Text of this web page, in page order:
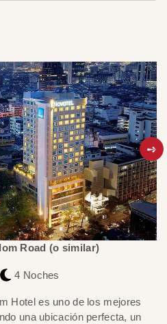
Road (o similar)
4 Noches
Hotel es uno de los mejores
una ubicación perfecta, un